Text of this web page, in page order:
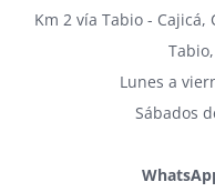
Km 2 vía Tabio -
Lunes a
Sábados